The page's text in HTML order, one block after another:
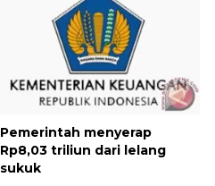
Pemerintah menyerap
Rp8,03 triliun dari lelang
sukuk